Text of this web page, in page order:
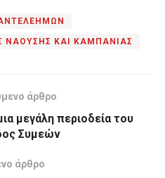
ΝΑΟΥΣΗΣ ΚΑΙ ΚΑΜΠΑΝΙΑΣ
άρθρο
μεγάλη περιοδεία του
Συμεών
άρθρο